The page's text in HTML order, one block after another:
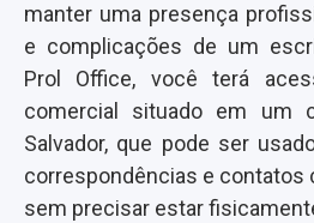
manter uma presença
e complicações de um
Prol Office, você terá
comercial situado em um
Salvador, que pode ser
correspondências e contatos
sem precisar estar